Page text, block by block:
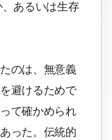
あるいは生存
のは、無意義
避けるためで
て確かめられ
った。伝統的